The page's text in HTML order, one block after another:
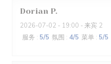
Dorian P
2026-07-02 - 19:00 - 来宾 2
服务 : 5/5 氛围 : 4/5 菜单 : 5/5